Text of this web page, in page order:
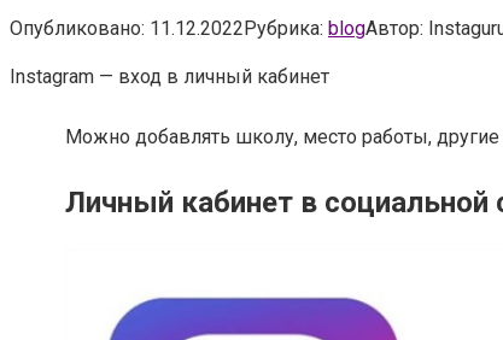
Опубликовано: 11.12.2022Рубрика: blogАвтор:
Instagram — вход в личный кабинет
Можно добавлять школу, место работы, другие
Личный кабинет в социальной